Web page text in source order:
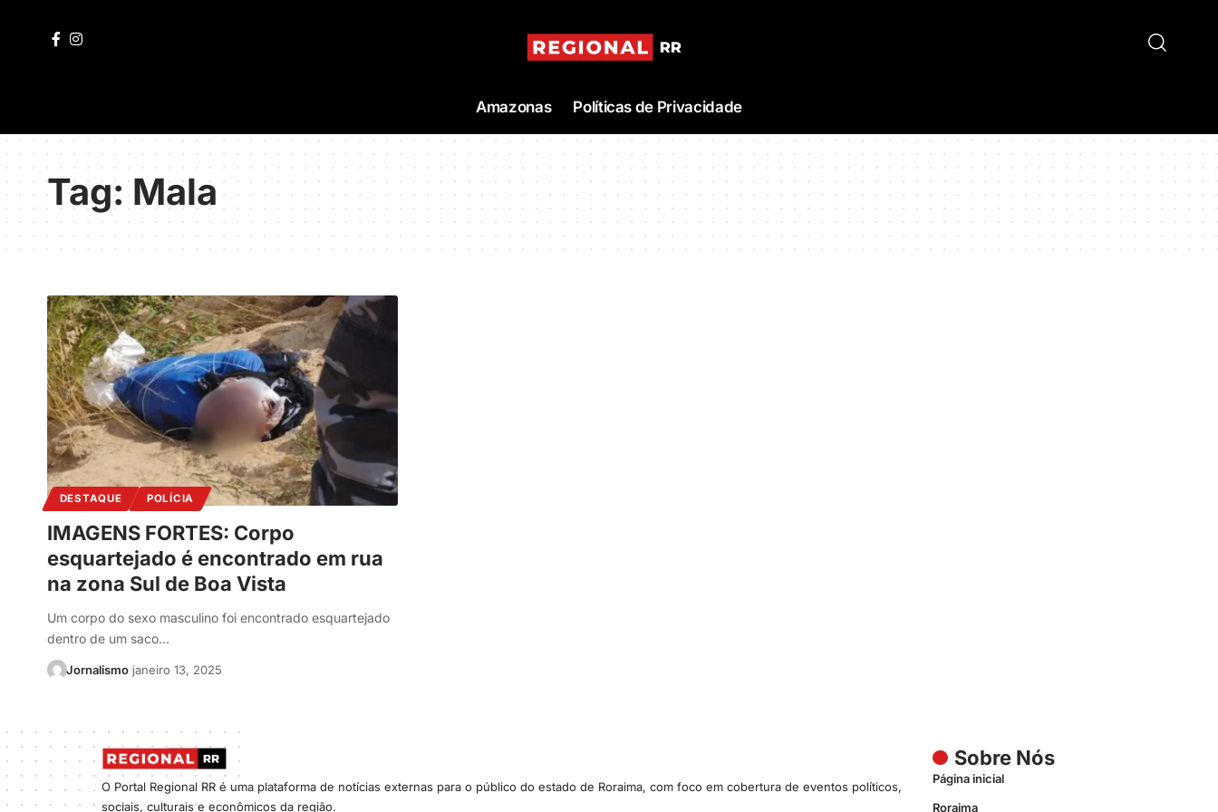
Amazonas Políticas de Privacidade
Tag:Mala
DESTAQUE POLÍCIA
IMAGENS FORTES: Corpo
esquartejado é encontrado em rua
na zona Sul de Boa Vista
Um corpo do sexo masculino foi encontrado esquartejado
dentro de um saco…
Jornalismo janeiro 13, 2025
O Portal Regional RR é uma plataforma de notícias externas para o público do estado de Roraima, com foco em cobertura de eventos políticos,
sociais, culturais e econômicos da região.
Sobre Nós
Página inicial
Roraima